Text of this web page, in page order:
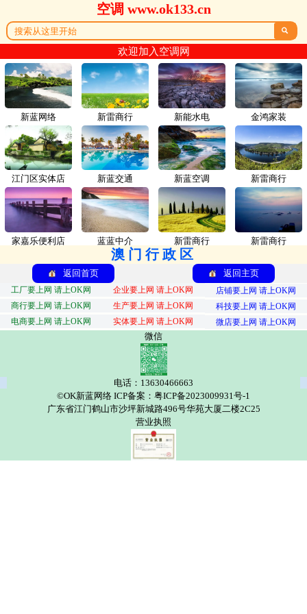
空调 www.ok133.cn

欢迎加入空调网
新蓝网络 新雷商行
江门区实体店 新蓝交通
家嘉乐便利店 蓝蓝中介
新能水电 金鸿家装
新蓝空调 新雷商行
新雷商行 新雷商行
澳门行政区
返回首页 返回主页
工厂要上网 请上OK网 企业要上网 请上OK网
店铺要上网 请上OK网
商行要上网 请上OK网
生产要上网 请上OK网
科技要上网 请上OK网
电商要上网 请上OK网
实体要上网 请上OK网 微店要上网 请上OK网
微信
电话：13630466663
©OK新蓝网络 ICP备案：粤ICP备2023009931号-1
广东省江门鹤山市沙坪新城路496号华苑大厦二楼2C25
营业执照